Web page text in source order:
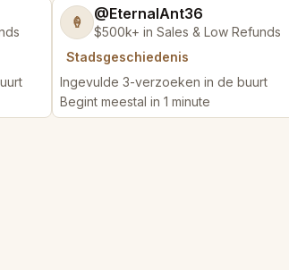
🍦 @EternalAnt36
$500k+ in Sales & Low Refunds
Stadsgeschiedenis
Ingevulde 3-verzoeken in de buurt
Begint meestal in 1 minute